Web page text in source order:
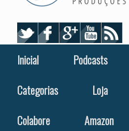
Inicial
Podcasts
Categorias
Loja
Colabore
Amazon